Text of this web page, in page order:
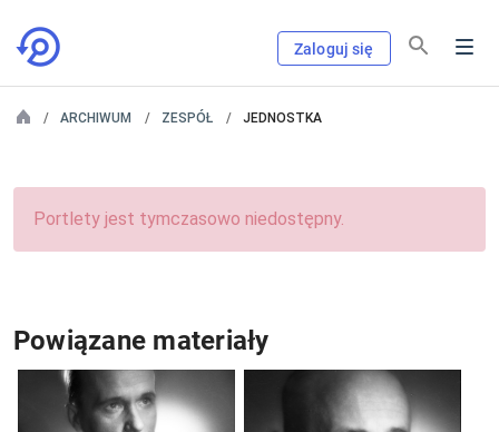
Zaloguj się
ARCHIWUM ZESPÓŁ JEDNOSTKA
Portlety jest tymczasowo niedostępny.
Powiązane materiały